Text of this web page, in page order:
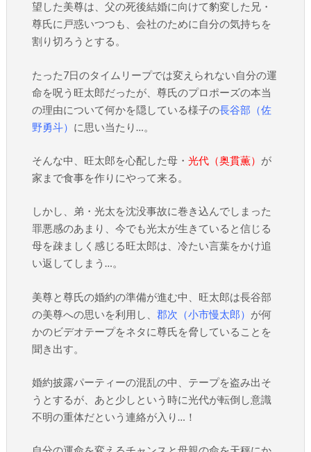
望した美尊は、父の死後結婚に向けて豹変した兄・
尊氏に戸惑いつつも、会社のために自分の気持ちを
割り切ろうとする。
たった7日のタイムリープでは変えられない自分の運
命を呪う旺太郎だったが、尊氏のプロポーズの本当
の理由について何かを隠している様子の長谷部（佐
野勇斗） に思い当たり…。
そんな中、旺太郎を心配した母・光代（奥貫薫） が
家まで食事を作りにやって来る。
しかし、弟・光太を沈没事故に巻き込んでしまった
罪悪感のあまり、今でも光太が生きていると信じる
母を疎ましく感じる旺太郎は、冷たい言葉をかけ追
い返してしまう…。
美尊と尊氏の婚約の準備が進む中、旺太郎は長谷部
の美尊への思いを利用し、郡次（小市慢太郎） が何
かのビデオテープをネタに尊氏を脅していることを
聞き出す。
婚約披露パーティーの混乱の中、テープを盗み出そ
うとするが、あと少しという時に光代が転倒し意識
不明の重体だという連絡が入り…！